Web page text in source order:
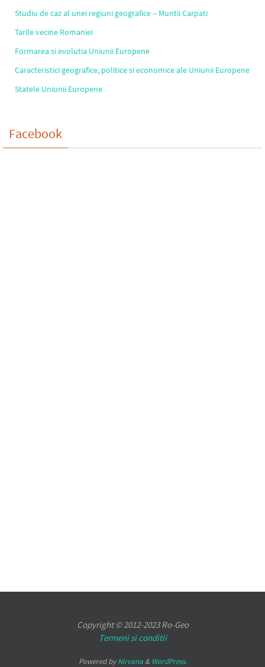
Studiu de caz al unei regiuni geografice – Muntii Carpati
Tarile vecine Romaniei
Formarea si evolutia Uniunii Europene
Caracteristici geografice, politice si economice ale Uniunii Europene
Statele Uniunii Europene
Facebook
Copyright © 2012-2023 Ro-Geo
Termeni si conditii
Powered byNirvana& WordPress.